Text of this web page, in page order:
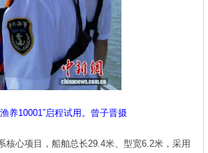
养10001”启程试用。曾子晋摄
心项目，船舶总长29.4米、型宽6.2米，采用